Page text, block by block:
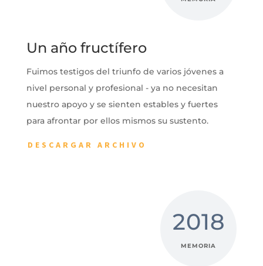
Un año fructífero
Fuimos testigos del triunfo de varios jóvenes a
nivel personal y profesional - ya no necesitan
nuestro apoyo y se sienten estables y fuertes
para afrontar por ellos mismos su sustento.
DESCARGAR ARCHIVO
2018
MEMORIA